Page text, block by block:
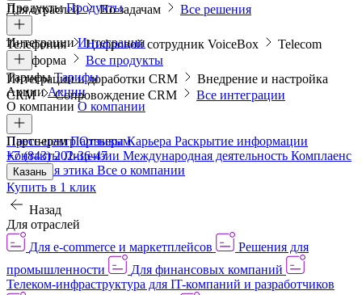
Для отраслей По задачам Все решения
ПродуктыПродукты
Телефония Цифровой сотрудник VoiceBox
Telecom
платформа
Все продукты
ИнтеграцииИнтеграции
Интеграции и доработки CRM
Внедрение и настройка
CRM
Сопровождение CRM Все интеграции
ТарифыТарифы
АкцииАкции
О компании О компании
Пресс-центрОтзывыКарьера Раскрытие информации
КонтактыЛицензии Международная деятельность Комплаенс
и деловая этика Все о компании
ПартнерамПартнерам
+7 (843) 202-36-47
Казань
Купить в 1 клик
Назад
Для отраслей
Для e-commerce и маркетплейсов
Решения для
промышленности
Для финансовых компаний
Телеком-инфраструктура для IT-компаний и разработчиков